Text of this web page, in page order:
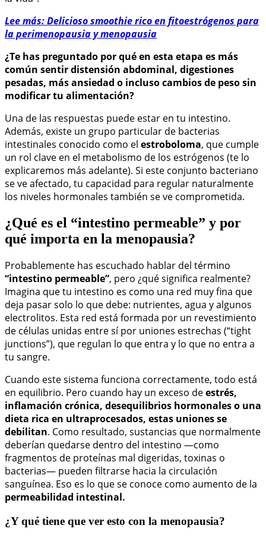
Lee más: Delicioso smoothie rico en fitoestrógenos para
la perimenopausia y menopausia
¿Te has preguntado por qué en esta etapa es más
común sentir distensión abdominal, digestiones
pesadas, más ansiedad o incluso cambios de peso sin
modificar tu alimentación?
Una de las respuestas puede estar en tu intestino.
Además, existe un grupo particular de bacterias
intestinales conocido como el estroboloma, que cumple
un rol clave en el metabolismo de los estrógenos (te lo
explicaremos más adelante). Si este conjunto bacteriano
se ve afectado, tu capacidad para regular naturalmente
los niveles hormonales también se ve comprometida.
¿Qué es el “intestino permeable” y por
qué importa en la menopausia?
Probablemente has escuchado hablar del término
“intestino permeable”, pero ¿qué significa realmente?
Imagina que tu intestino es como una red muy fina que
deja pasar solo lo que debe: nutrientes, agua y algunos
electrolitos. Esta red está formada por un revestimiento
de células unidas entre sí por uniones estrechas (“tight
junctions”), que regulan lo que entra y lo que no entra a
tu sangre.
Cuando este sistema funciona correctamente, todo está
en equilibrio. Pero cuando hay un exceso deestrés,
inflamación crónica, desequilibrios hormonales o una
dieta rica en ultraprocesados, estas uniones se
debilitan. Como resultado, sustancias que normalmente
deberían quedarse dentro del intestino —como
fragmentos de proteínas mal digeridas, toxinas o
bacterias— pueden filtrarse hacia la circulación
sanguínea. Eso es lo que se conoce como aumento de la
permeabilidad intestinal.
¿Y qué tiene que ver esto con la menopausia?